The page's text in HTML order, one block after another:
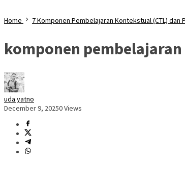
Home 7 Komponen Pembelajaran Kontekstual (CTL) dan
komponen
uda yatno
December 9, 20250 Views